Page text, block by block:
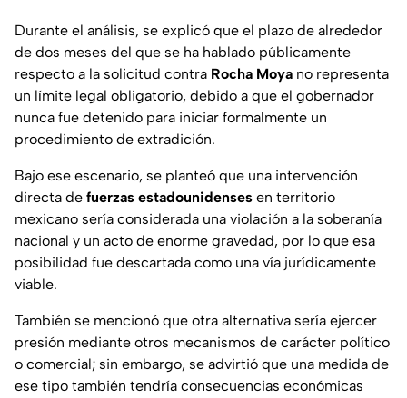
Durante el análisis, se explicó que el plazo de alrededor
de dos meses del que se ha hablado públicamente
respecto a la solicitud contra Rocha Moya no representa
un límite legal obligatorio, debido a que el gobernador
nunca fue detenido para iniciar formalmente un
procedimiento de extradición.
Bajo ese escenario, se planteó que una intervención
directa de fuerzas estadounidenses en territorio
mexicano sería considerada una violación a la soberanía
nacional y un acto de enorme gravedad, por lo que esa
posibilidad fue descartada como una vía jurídicamente
viable.
También se mencionó que otra alternativa sería ejercer
presión mediante otros mecanismos de carácter político
o comercial; sin embargo, se advirtió que una medida de
ese tipo también tendría consecuencias económicas